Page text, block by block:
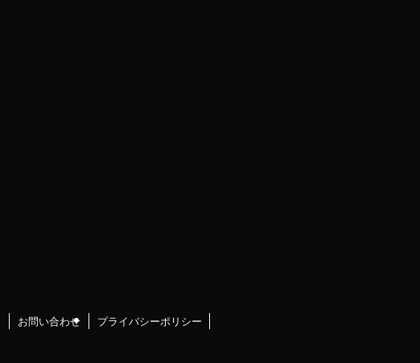
お問い合わせ プライバシーポリシー